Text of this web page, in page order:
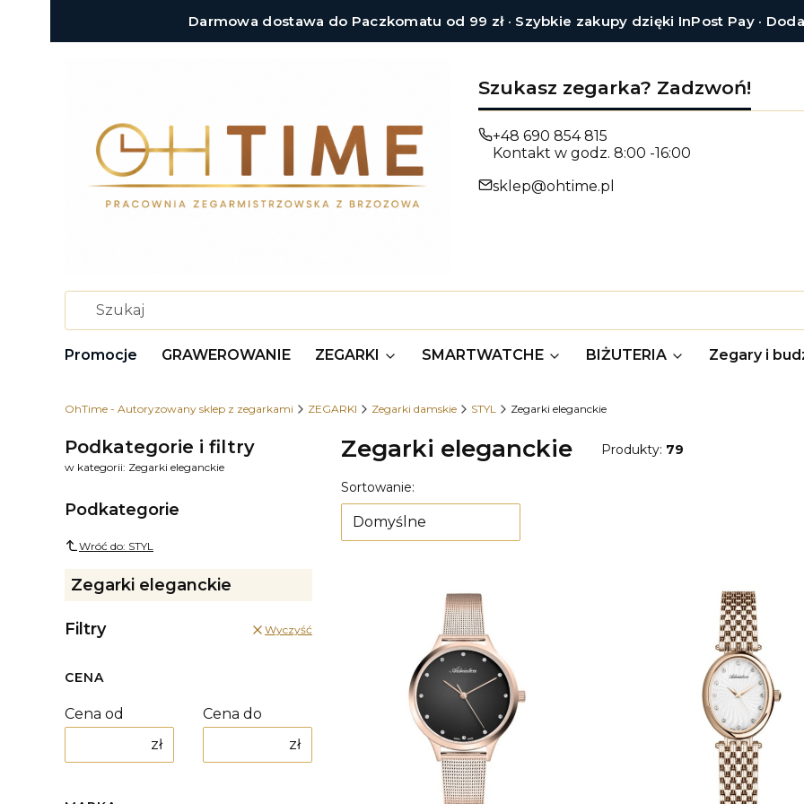
Darmowa dostawa do Paczkomatu od 99 zł · Szybkie zakupy dzięki InPost Pay ·
Szukasz zegarka? Zadzwoń!
+48 690 854 815
Kontakt w godz. 8:00 -16:00
sklep@ohtime.pl
Promocje GRAWEROWANIE ZEGARKI SMARTWATCHE BIŻUTERIA Zegary i
OhTime - Autoryzowany sklep z zegarkami ZEGARKI Zegarki damskie STYL Zegarki eleganckie
Podkategorie i filtry
w kategorii: Zegarki eleganckie
Podkategorie
Wróć do: STYL
Zegarki eleganckie
Filtry Wyczyść
CENA
Cena od
zł
Cena do
zł
Zegarki eleganckie Produkty: 79
Lista produktów
Sortowanie:
Domyślne